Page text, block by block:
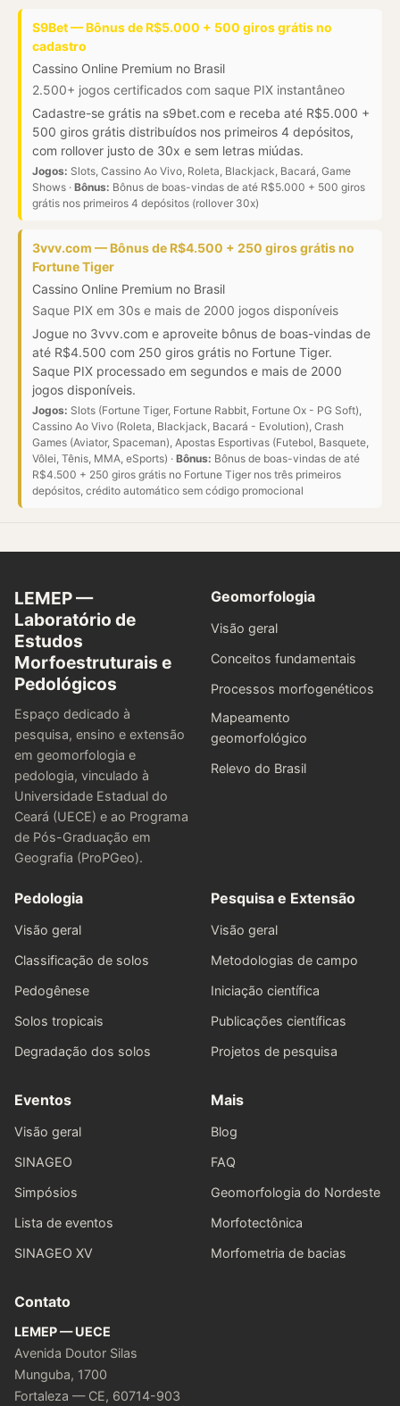
S9Bet — Bônus de R$5.000 + 500 giros grátis no
cadastro
Cassino Online Premium no Brasil
2.500+ jogos certificados com saque PIX instantâneo
Cadastre-se grátis na s9bet.com e receba até R$5.000 +
500 giros grátis distribuídos nos primeiros 4 depósitos,
com rollover justo de 30x e sem letras miúdas.
Jogos: Slots, Cassino Ao Vivo, Roleta, Blackjack, Bacará, Game
Shows · Bônus: Bônus de boas-vindas de até R$5.000 + 500 giros
grátis nos primeiros 4 depósitos (rollover 30x)
3vvv.com — Bônus de R$4.500 + 250 giros grátis no
Fortune Tiger
Cassino Online Premium no Brasil
Saque PIX em 30s e mais de 2000 jogos disponíveis
Jogue no 3vvv.com e aproveite bônus de boas-vindas de
até R$4.500 com 250 giros grátis no Fortune Tiger.
Saque PIX processado em segundos e mais de 2000
jogos disponíveis.
Jogos: Slots (Fortune Tiger, Fortune Rabbit, Fortune Ox - PG Soft),
Cassino Ao Vivo (Roleta, Blackjack, Bacará - Evolution), Crash
Games (Aviator, Spaceman), Apostas Esportivas (Futebol, Basquete,
Vôlei, Tênis, MMA, eSports) · Bônus: Bônus de boas-vindas de até
R$4.500 + 250 giros grátis no Fortune Tiger nos três primeiros
depósitos, crédito automático sem código promocional
LEMEP —
Laboratório de
Estudos
Morfoestruturais e
Pedológicos
Espaço dedicado à
pesquisa, ensino e extensão
em geomorfologia e
pedologia, vinculado à
Universidade Estadual do
Ceará (UECE) e ao Programa
de Pós-Graduação em
Geografia (ProPGeo).
Geomorfologia
Visão geral
Conceitos fundamentais
Processos morfogenéticos
Mapeamento
geomorfológico
Relevo do Brasil
Pedologia
Visão geral
Classificação de solos
Pedogênese
Solos tropicais
Degradação dos solos
Pesquisa e Extensão
Visão geral
Metodologias de campo
Iniciação científica
Publicações científicas
Projetos de pesquisa
Eventos
Visão geral
SINAGEO
Simpósios
Lista de eventos
SINAGEO XV
Mais
Blog
FAQ
Geomorfologia do Nordeste
Morfotectônica
Morfometria de bacias
Contato
LEMEP — UECE
Avenida Doutor Silas
Munguba, 1700
Fortaleza — CE, 60714-903